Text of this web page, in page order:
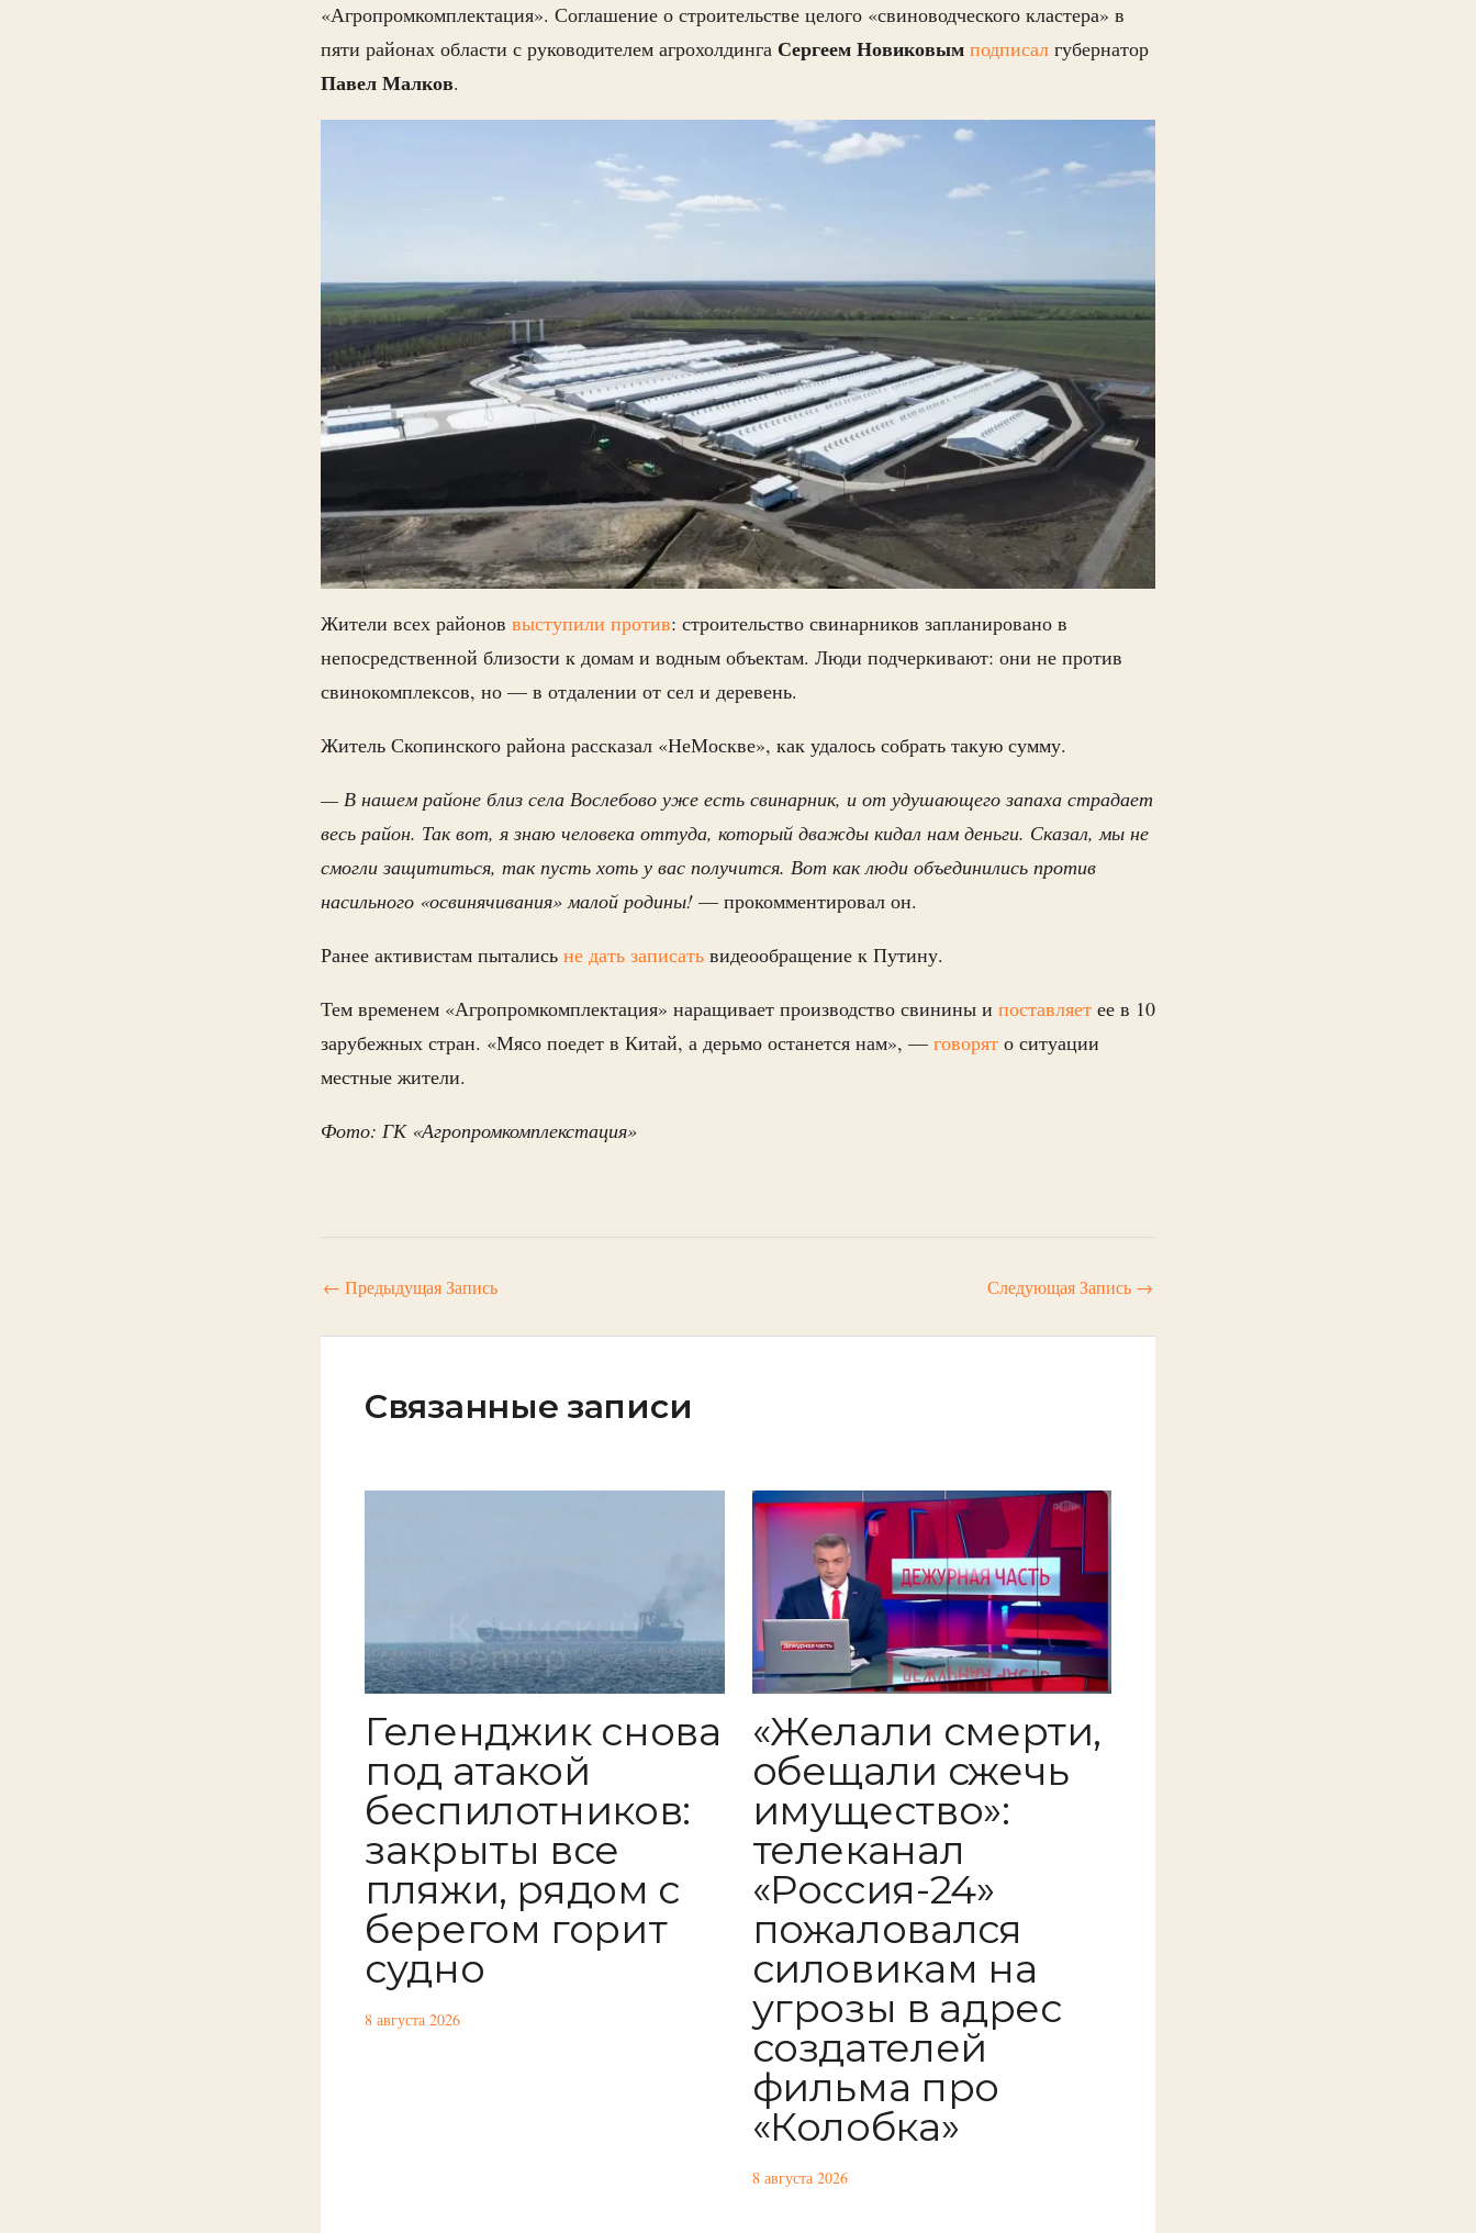
«Агропромкомплектация». Соглашение о строительстве целого «свиноводческого кластера» в
пяти районах области с руководителем агрохолдинга Сергеем Новиковым подписал губернатор
Павел Малков.
Жители всех районов выступили против: строительство свинарников запланировано в
непосредственной близости к домам и водным объектам. Люди подчеркивают: они не против
свинокомплексов, но — в отдалении от сел и деревень.
Житель Скопинского района рассказал «НеМоскве», как удалось собрать такую сумму.
— В нашем районе близ села Вослебово уже есть свинарник, и от удушающего запаха страдает
весь район. Так вот, я знаю человека оттуда, который дважды кидал нам деньги. Сказал, мы не
смогли защититься, так пусть хоть у вас получится. Вот как люди объединились против
насильного «освинячивания» малой родины! — прокомментировал он.
Ранее активистам пытались не дать записать видеообращение к Путину.
Тем временем «Агропромкомплектация» наращивает производство свинины и поставляет ее в 10
зарубежных стран. «Мясо поедет в Китай, а дерьмо останется нам», — говорят о ситуации
местные жители.
Фото: ГК «Агропромкомплекстация»
← Предыдущая Запись Следующая Запись →
Связанные записи
Геленджик снова
под атакой
беспилотников:
закрыты все
пляжи, рядом с
берегом горит
судно
8 августа 2026
«Желали смерти,
обещали сжечь
имущество»:
телеканал
«Россия-24»
пожаловался
силовикам на
угрозы в адрес
создателей
фильма про
«Колобка»
8 августа 2026